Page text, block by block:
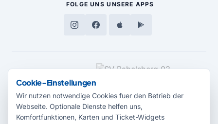
FOLGE UNS UNSERE APPS
MEDIENPARTNER
Cookie-Einstellungen
Wir nutzen notwendige Cookies fuer den Betrieb der
Webseite. Optionale Dienste helfen uns,
Komfortfunktionen, Karten und Ticket-Widgets